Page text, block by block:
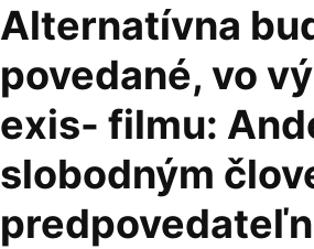
Alternatívna
povedané, vo
exis- filmu:
slobodným